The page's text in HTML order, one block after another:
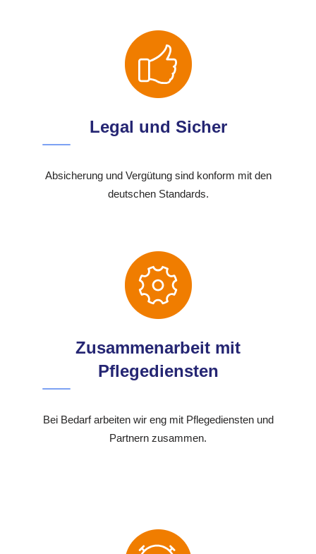
Legal und Sicher
Absicherung und Vergütung sind konform mit den
deutschen Standards.
Zusammenarbeit mit
Pflegediensten
Bei Bedarf arbeiten wir eng mit Pflegediensten und
Partnern zusammen.